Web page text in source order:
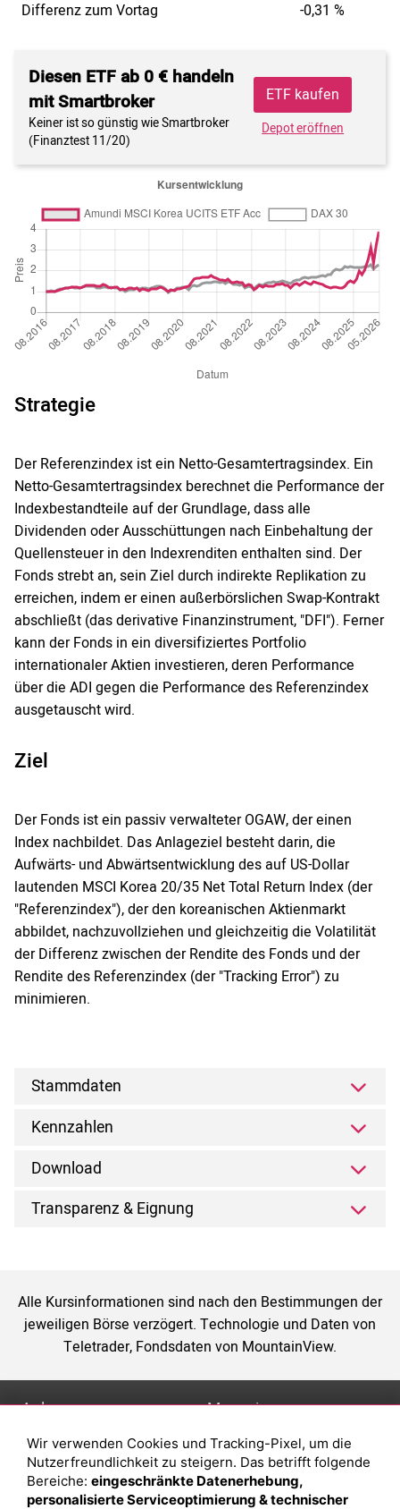
Differenz zum Vortag
-0,31 %
Diesen ETF ab 0 € handeln
mit Smartbroker
Keiner ist so günstig wie Smartbroker
(Finanztest 11/20)
ETF kaufen
Depot eröffnen
Strategie
Der Referenzindex ist ein Netto-Gesamtertragsindex. Ein
Netto-Gesamtertragsindex berechnet die Performance der
Indexbestandteile auf der Grundlage, dass alle
Dividenden oder Ausschüttungen nach Einbehaltung der
Quellensteuer in den Indexrenditen enthalten sind. Der
Fonds strebt an, sein Ziel durch indirekte Replikation zu
erreichen, indem er einen außerbörslichen Swap-Kontrakt
abschließt (das derivative Finanzinstrument, "DFI"). Ferner
kann der Fonds in ein diversifiziertes Portfolio
internationaler Aktien investieren, deren Performance
über die ADI gegen die Performance des Referenzindex
ausgetauscht wird.
Ziel
Der Fonds ist ein passiv verwalteter OGAW, der einen
Index nachbildet. Das Anlageziel besteht darin, die
Aufwärts- und Abwärtsentwicklung des auf US-Dollar
lautenden MSCI Korea 20/35 Net Total Return Index (der
"Referenzindex"), der den koreanischen Aktienmarkt
abbildet, nachzuvollziehen und gleichzeitig die Volatilität
der Differenz zwischen der Rendite des Fonds und der
Rendite des Referenzindex (der "Tracking Error") zu
minimieren.
Stammdaten
Kennzahlen
Download
Transparenz & Eignung
Alle Kursinformationen sind nach den Bestimmungen der
jeweiligen Börse verzögert. Technologie und Daten von
Teletrader, Fondsdaten von MountainView.
Anlage
Depot eröffnen
Depot vergleichen
Junior Depot
Magazin
Was sind sind ETFs?
Sparplan Vorteile
Was ist ein Fonds?
Wir verwenden Cookies und Tracking-Pixel, um die
Nutzerfreundlichkeit zu steigern. Das betrifft folgende
Bereiche: eingeschränkte Datenerhebung,
personalisierte Serviceoptimierung & technischer